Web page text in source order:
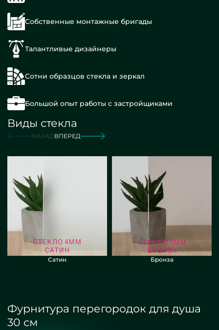
Собственные монтажные бригады
Талантливые дизайнеры
Сотни образцов стекла и зеркал
Большой опыт работы с застройщиками
Виды стекла
НАЗАДВПЕРЕД
Сатин Бронза
Фурнитура перегородок для душа
30 см